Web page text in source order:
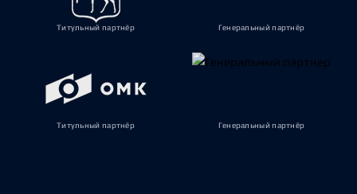
Титульный партнёр Генеральный партнёр
Титульный партнёр Генеральный партнёр